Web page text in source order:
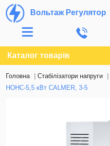
Вольтаж Регулятор
Каталог товарів
Головна Стабілізатори напруги
НОНС-5,5 кВт CALMER, 3-5